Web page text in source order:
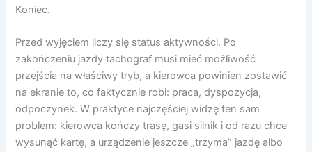
Koniec.
Przed wyjęciem liczy się status aktywności. Po
zakończeniu jazdy tachograf musi mieć możliwość
przejścia na właściwy tryb, a kierowca powinien zostawić
na ekranie to, co faktycznie robi: praca, dyspozycja,
odpoczynek. W praktyce najczęściej widzę ten sam
problem: kierowca kończy trasę, gasi silnik i od razu chce
wysunąć kartę, a urządzenie jeszcze „trzyma” jazdę albo